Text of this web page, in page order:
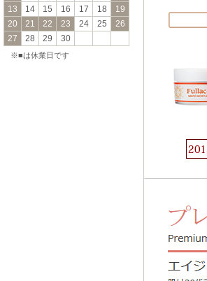
13
14 15 16 17 18
19
20
21 22 23 24 25
26
27
28 29 30
※■は休業日です